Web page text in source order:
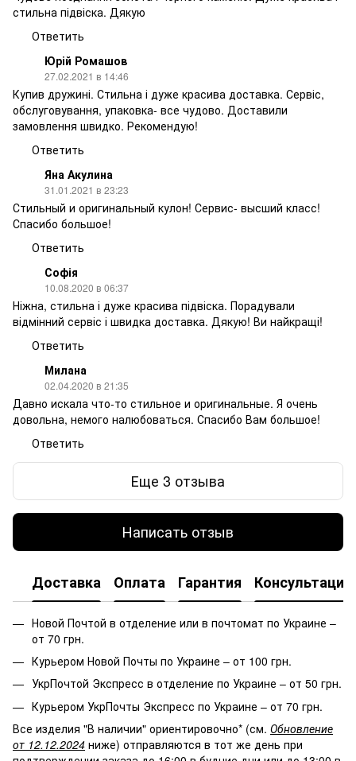
стильна підвіска. Дякую
Ответить
Юрій Ромашов
27.02.2021 в 14:46
Купив дружині. Стильна і дуже красива доставка. Сервіс,
обслуговування, упаковка- все чудово. Доставили
замовлення швидко. Рекомендую!
Ответить
Яна Акулина
31.01.2021 в 23:23
Стильный и оригинальный кулон! Сервис- высший класс!
Спасибо большое!
Ответить
Софія
10.08.2020 в 06:37
Ніжна, стильна і дуже красива підвіска. Порадували
відмінний сервіс і швидка доставка. Дякую! Ви найкращі!
Ответить
Милана
02.04.2020 в 21:35
Давно искала что-то стильное и оригинальные. Я очень
довольна, немого налюбоваться. Спасибо Вам большое!
Ответить
Еще 3 отзыва
Написать отзыв
Доставка Оплата Гарантия Консультация
Новой Почтой в отделение или в почтомат по Украине –
от 70 грн.
Курьером Новой Почты по Украине – от 100 грн.
УкрПочтой Экспресс в отделение по Украине – от 50 грн.
Курьером УкрПочты Экспресс по Украине – от 70 грн.
Все изделия "В наличии" ориентировочно* (см. Обновление
от 12.12.2024 ниже) отправляются в тот же день при